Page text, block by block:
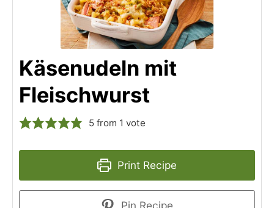
Käsenudeln mit
Fleischwurst
5 from 1 vote
Print Recipe
Pin Recipe